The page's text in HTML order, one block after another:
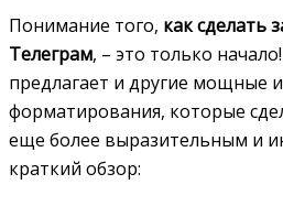
Понимание того, как сделать
Телеграм, – это только
предлагает и другие мощные
форматирования, которые
еще более выразительным и
краткий обзор: